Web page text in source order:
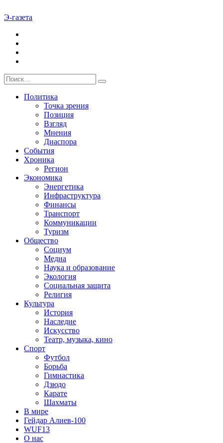
Э-газета
Политика
Точка зрения
Позиция
Взгляд
Мнения
Диаспора
События
Хроника
Регион
Экономика
Энергетика
Инфраструктура
Финансы
Транспорт
Коммуникации
Туризм
Общество
Социум
Медиа
Наука и образование
Экология
Социальная защита
Религия
Культура
История
Наследие
Искусство
Театр, музыка, кино
Спорт
Футбол
Борьба
Гимнастика
Дзюдо
Карате
Шахматы
В мире
Гейдар Алиев-100
WUF13
О нас